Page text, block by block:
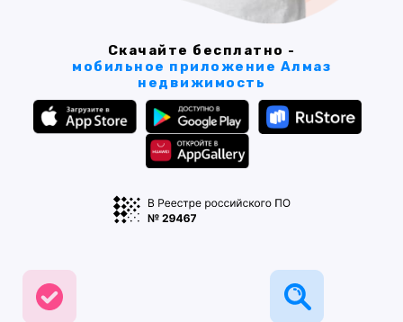
Скачайте бесплатно -
мобильное приложение Алмаз
недвижимость